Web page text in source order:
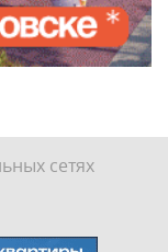
сетях